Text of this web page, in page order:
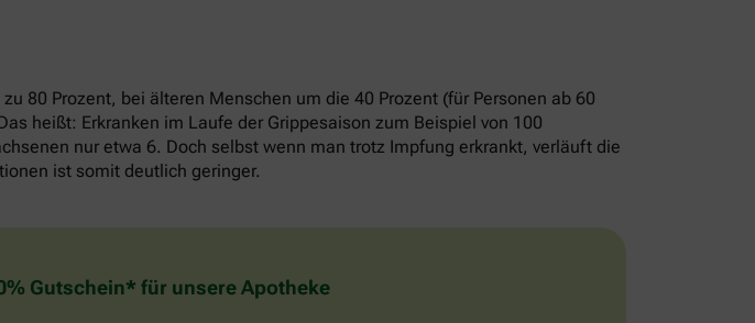
80 Prozent, bei älteren Menschen um die 40 Prozent (für Personen ab 60
heißt: Erkranken im Laufe der Grippesaison zum Beispiel von 100
nur etwa 6. Doch selbst wenn man trotz Impfung erkrankt, verläuft die
ist somit deutlich geringer.
Gutschein* für unsere Apotheke